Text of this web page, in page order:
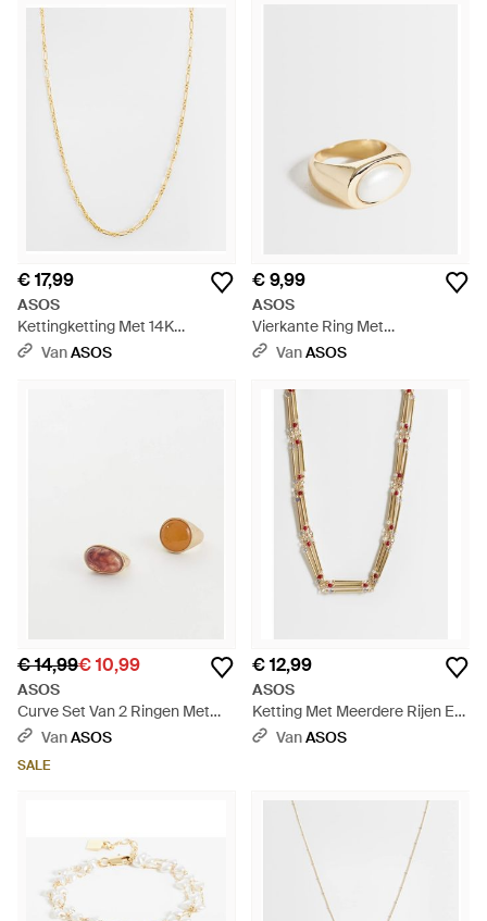
€ 17,99
ASOS
Kettingketting Met 14K
Goudlaag - Wit
VanASOS
€ 9,99
ASOS
Vierkante Ring Met
Imitatieparel - Wit
VanASOS
€ 14,99€ 10,99
ASOS
Curve Set Van 2 Ringen Met
Harssteenzetting - Wit
VanASOS
SALE
€ 12,99
ASOS
Ketting Met Meerdere Rijen En
Mini Kralen - Wit
VanASOS